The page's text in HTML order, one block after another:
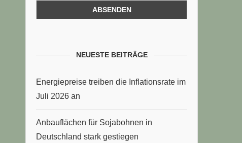
NEUESTE BEITRÄGE
Energiepreise treiben die Inflationsrate im
Juli 2026 an
Anbauflächen für Sojabohnen in
Deutschland stark gestiegen